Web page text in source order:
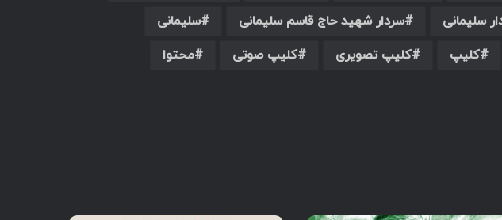
سلیمانی سردار شهید حاج قاسم سلیمانی
سلیمانی
کلیپ کلیپ تصویری کلیپ صوتی
محتوا